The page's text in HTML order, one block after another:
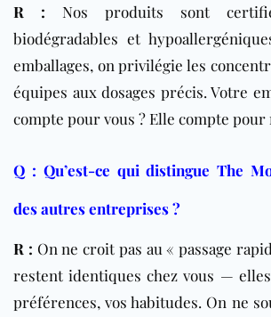
R : Nos produits sont
biodégradables et
emballages, on privilégie les
équipes aux dosages précis. Votre
compte pour vous ? Elle compte pour
Q : Qu’est-ce qui distingue The
des autres entreprises ?
R : On ne croit pas au « passage
restent identiques chez vous —
préférences, vos habitudes. On ne